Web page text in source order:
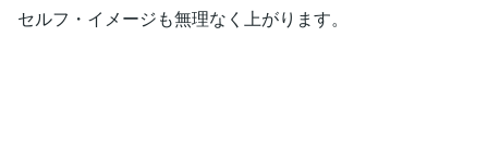
セルフ・イメージも無理なく上がります。